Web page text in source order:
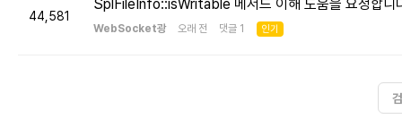
44,581
SplFileInfo::isWritable 메서드 이해 도움을 요청합니
WebSocket광 오래 전 댓글 1 인기